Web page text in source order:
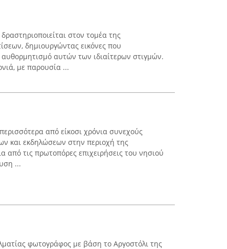
στον τομέα της
δημιουργώντας εικόνες που
αυτών των ιδιαίτερων στιγμών.
με παρουσία ...
από είκοσι χρόνια συνεχούς
και εκδηλώσεων στην περιοχή της
από τις πρωτοπόρες επιχειρήσεις του νησιού
...
φωτογράφος με βάση το Αργοστόλι της